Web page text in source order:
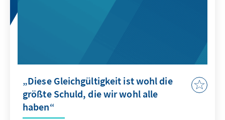
„Diese Gleichgültigkeit ist wohl die
größte Schuld, die wir wohl alle
haben“